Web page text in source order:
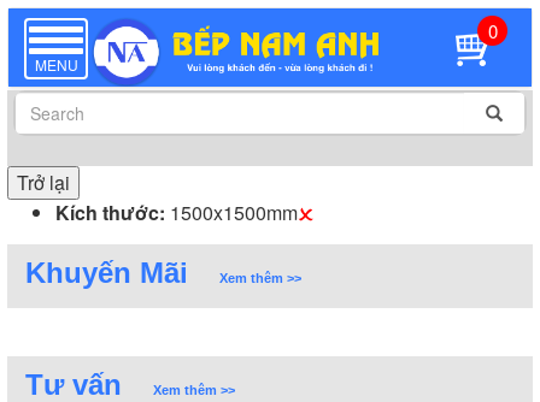
TOGGLE
NAVIGATION
MENU
0
Trở lại
Kích thước: 1500x1500mm
Khuyến Mãi Xem thêm >>
Tư vấn Xem thêm >>